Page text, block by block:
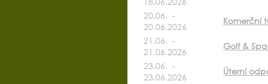
20.06. -
20.06.2026
Komerční
21.06. -
21.06.2026
Golf &
23.06. -
23.06.2026
Úterní